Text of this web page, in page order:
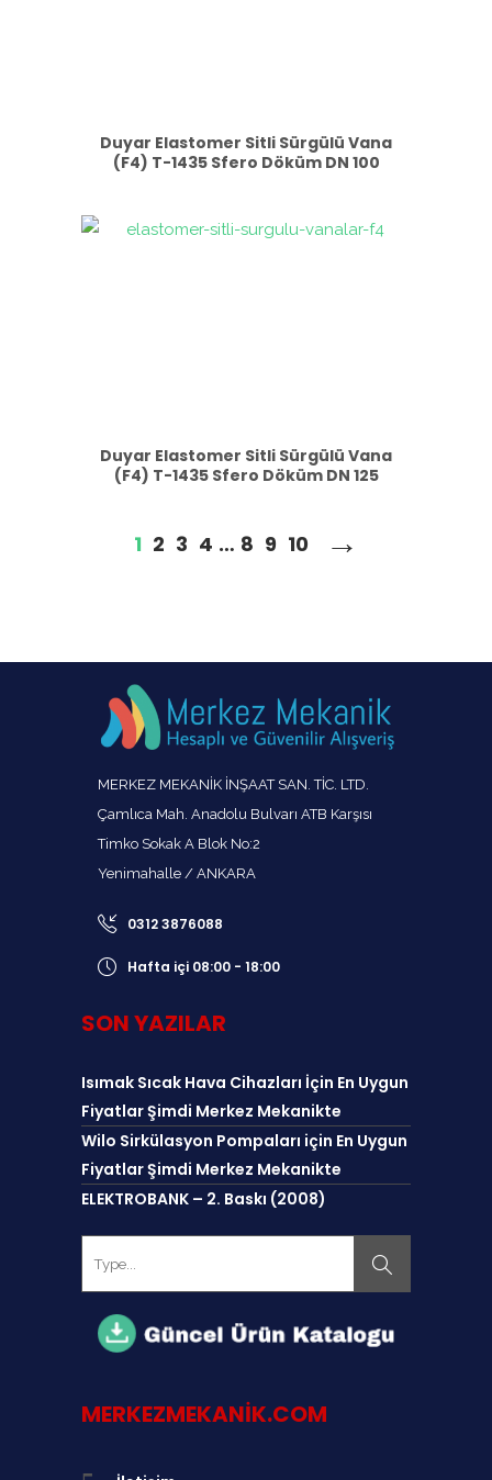
Duyar Elastomer Sitli Sürgülü Vana
(F4) T-1435 Sfero Döküm DN 100
Duyar Elastomer Sitli Sürgülü Vana
(F4) T-1435 Sfero Döküm DN 125
1 2 3 4 … 8 9 10 →
MERKEZ MEKANİK İNŞAAT SAN. TİC. LTD.
Çamlıca Mah. Anadolu Bulvarı ATB Karşısı
Timko Sokak A Blok No:2
Yenimahalle / ANKARA
0312 3876088
Hafta içi 08:00 - 18:00
SON YAZILAR
Isımak Sıcak Hava Cihazları İçin En Uygun
Fiyatlar Şimdi Merkez Mekanikte
Wilo Sirkülasyon Pompaları için En Uygun
Fiyatlar Şimdi Merkez Mekanikte
ELEKTROBANK – 2. Baskı (2008)
MERKEZMEKANIK.COM